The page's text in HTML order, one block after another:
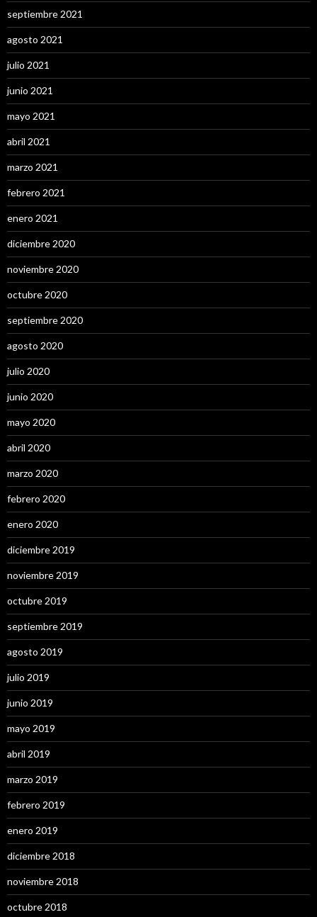
septiembre 2021
agosto 2021
julio 2021
junio 2021
mayo 2021
abril 2021
marzo 2021
febrero 2021
enero 2021
diciembre 2020
noviembre 2020
octubre 2020
septiembre 2020
agosto 2020
julio 2020
junio 2020
mayo 2020
abril 2020
marzo 2020
febrero 2020
enero 2020
diciembre 2019
noviembre 2019
octubre 2019
septiembre 2019
agosto 2019
julio 2019
junio 2019
mayo 2019
abril 2019
marzo 2019
febrero 2019
enero 2019
diciembre 2018
noviembre 2018
octubre 2018